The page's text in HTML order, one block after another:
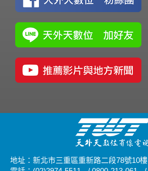
地址：新北市三重區重新路二段78號10樓